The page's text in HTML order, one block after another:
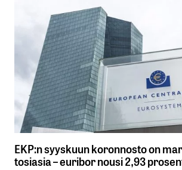
EKP:n syyskuun koronnosto on
tosiasia – euribor nousi 2,93